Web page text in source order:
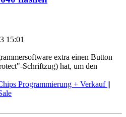
15:01
extra einen Button
Schriftzug) hat, um den
Programmierung + Verkauf ||